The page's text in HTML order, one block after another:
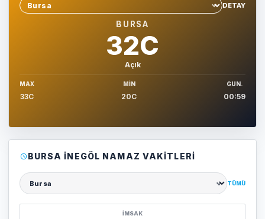
Sehir sec
DETAY
BURSA
32C
Açık
MAX
33C
MIN
20C
GUN.
00:59
BURSA İNEGÖL NAMAZ VAKITLERI
Şehir seçin
TÜMÜ
İMSAK